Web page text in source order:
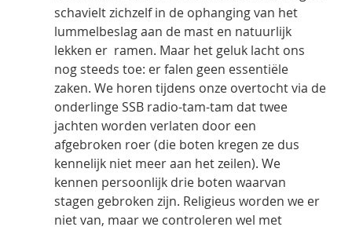
schavielt zichzelf in de ophanging van het
lummelbeslag aan de mast en natuurlijk
lekken er  ramen. Maar het geluk lacht ons
nog steeds toe: er falen geen essentiële
zaken. We horen tijdens onze overtocht via de
onderlinge SSB radio-tam-tam dat twee
jachten worden verlaten door een
afgebroken roer (die boten kregen ze dus
kennelijk niet meer aan het zeilen). We
kennen persoonlijk drie boten waarvan
stagen gebroken zijn. Religieus worden we er
niet van, maar we controleren wel met